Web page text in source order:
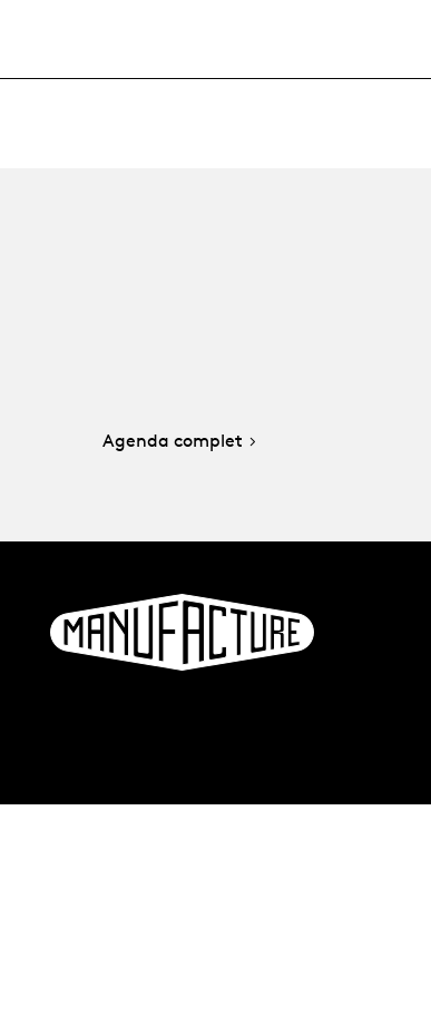
Agenda complet